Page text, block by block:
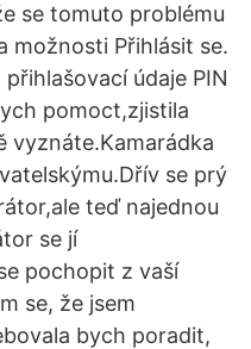
se tomuto problému
možnosti Přihlásit se.
údaje PIN
pomoct,zjistila
vyznáte.Kamarádka
se prý
teď najednou
se jí
pochopit z vaší
se, že jsem
bych poradit,